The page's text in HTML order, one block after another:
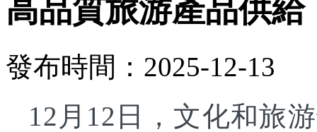
高品質旅游產品供給
發布時間：2025-12-13
12月12日，文化和旅